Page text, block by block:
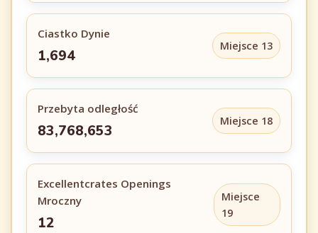
Ciastko Dynie
1,694
Miejsce 13
Przebyta odległość
83,768,653
Miejsce 18
Excellentcrates Openings
Mroczny
12
Miejsce
19